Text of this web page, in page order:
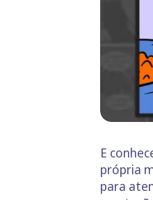
E
própria
para